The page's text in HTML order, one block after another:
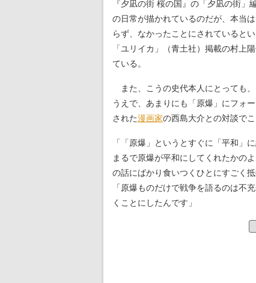
『夕凪の街 桜の国』の「夕凪の街
の日常が描かれているのだが、本当
らず、なかったことにされていると
「ユリイカ」（青土社）掲載の村上
ている。
また、こうの史代本人にとっても
うえで、あまりにも「原爆」にフォ
された漫画家の西島大介との対談で
「「原爆」というとすぐに「平和」
まるで原爆が平和にしてくれたかの
の話にばかり食いつくひとにすごく抵
「原爆ものだけで戦争を語るのは不
くことにしたんです」